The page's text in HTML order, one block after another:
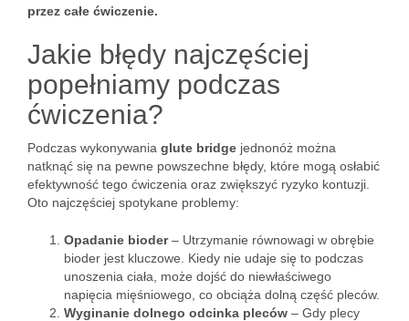
przez całe ćwiczenie.
Jakie błędy najczęściej
popełniamy podczas
ćwiczenia?
Podczas wykonywania glute bridge jednonóż można
natknąć się na pewne powszechne błędy, które mogą osłabić
efektywność tego ćwiczenia oraz zwiększyć ryzyko kontuzji.
Oto najczęściej spotykane problemy:
Opadanie bioder– Utrzymanie równowagi w obrębie
bioder jest kluczowe. Kiedy nie udaje się to podczas
unoszenia ciała, może dojść do niewłaściwego
napięcia mięśniowego, co obciąża dolną część pleców.
Wyginanie dolnego odcinka pleców – Gdy plecy